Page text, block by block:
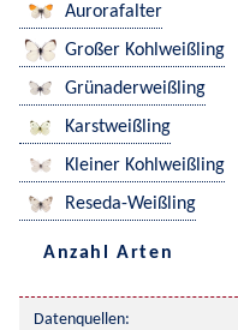
Aurorafalter
Großer Kohlweißling
Grünaderweißling
Karstweißling
Kleiner Kohlweißling
Reseda-Weißling
Anzahl Arten
Datenquellen: